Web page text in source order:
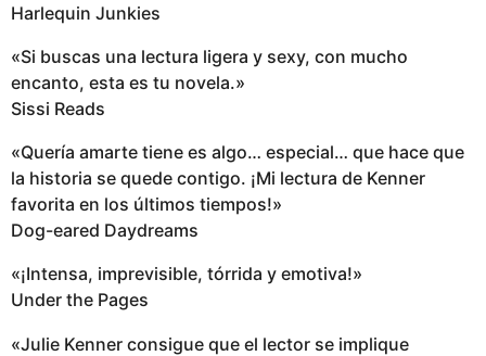
Harlequin Junkies
«Si buscas una lectura ligera y sexy, con mucho
encanto, esta es tu novela.»
Sissi Reads
«Quería amarte tiene es algo… especial… que hace que
la historia se quede contigo. ¡Mi lectura de Kenner
favorita en los últimos tiempos!»
Dog-eared Daydreams
«¡Intensa, imprevisible, tórrida y emotiva!»
Under the Pages
«Julie Kenner consigue que el lector se implique